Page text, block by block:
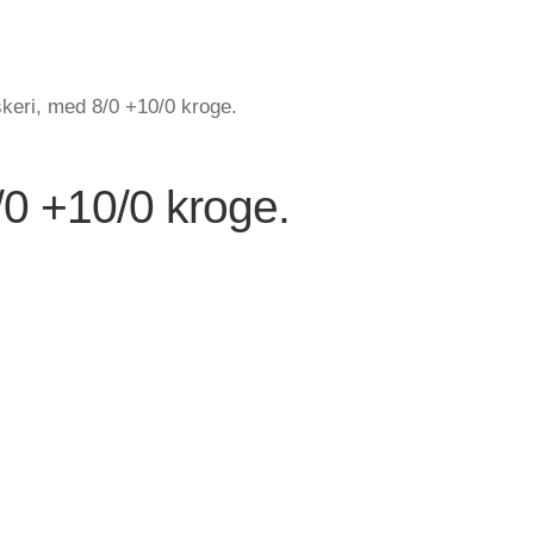
med 8/0 +10/0 kroge.
+10/0 kroge.